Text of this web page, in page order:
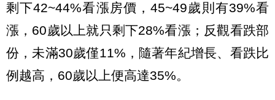
剩下42~44%看漲房價，45~49歲則有39%看
漲，60歲以上就只剩下28%看漲；反觀看跌部
份，未滿30歲僅11%，隨著年紀增長、看跌比
例越高，60歲以上便高達35%。